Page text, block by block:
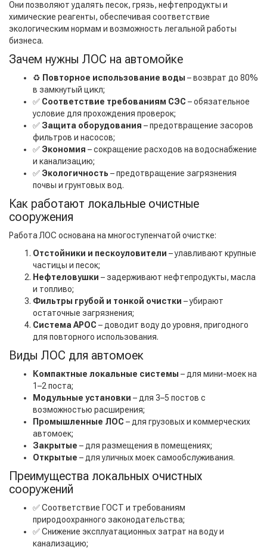
Они позволяют удалять песок, грязь, нефтепродукты и
химические реагенты, обеспечивая соответствие
экологическим нормам и возможность легальной работы
бизнеса.
Зачем нужны ЛОС на автомойке
♻️ Повторное использование воды – возврат до 80%
в замкнутый цикл;
✅ Соответствие требованиям СЭС – обязательное
условие для прохождения проверок;
✅ Защита оборудования – предотвращение засоров
фильтров и насосов;
✅ Экономия – сокращение расходов на водоснабжение
и канализацию;
✅ Экологичность – предотвращение загрязнения
почвы и грунтовых вод.
Как работают локальные очистные
сооружения
Работа ЛОС основана на многоступенчатой очистке:
Отстойники и пескоуловители – улавливают крупные
частицы и песок;
Нефтеловушки – задерживают нефтепродукты, масла
и топливо;
Фильтры грубой и тонкой очистки – убирают
остаточные загрязнения;
Система АРОС – доводит воду до уровня, пригодного
для повторного использования.
Виды ЛОС для автомоек
Компактные локальные системы – для мини-моек на
1–2 поста;
Модульные установки – для 3–5 постов с
возможностью расширения;
Промышленные ЛОС – для грузовых и коммерческих
автомоек;
Закрытые – для размещения в помещениях;
Открытые – для уличных моек самообслуживания.
Преимущества локальных очистных
сооружений
✅ Соответствие ГОСТ и требованиям
природоохранного законодательства;
✅ Снижение эксплуатационных затрат на воду и
канализацию;